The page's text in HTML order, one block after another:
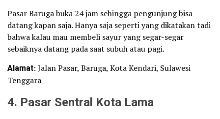
Pasar Baruga buka 24 jam sehingga pengunjung bisa
datang kapan saja. Hanya saja seperti yang dikatakan tadi
bahwa kalau mau membeli sayur yang segar-segar
sebaiknya datang pada saat subuh atau pagi.
Alamat: Jalan Pasar, Baruga, Kota Kendari, Sulawesi
Tenggara
4. Pasar Sentral Kota Lama